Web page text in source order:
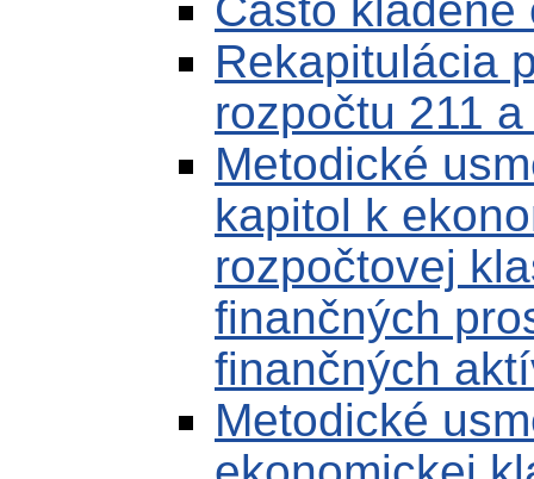
Rekapitulácia
rozpočtu 211
Metodické
kapitol k
rozpočtovej
finančných
finančných
Metodické